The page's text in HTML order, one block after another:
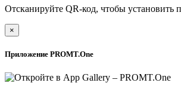
Отсканируйте QR-код, чтобы установить
×
Приложение PROMT.One